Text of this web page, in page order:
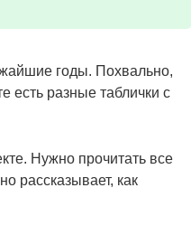
годы. Похвально,
есть разные таблички с
Нужно прочитать все
рассказывает, как